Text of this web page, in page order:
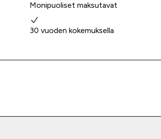
Monipuoliset maksutavat
30 vuoden kokemuksella